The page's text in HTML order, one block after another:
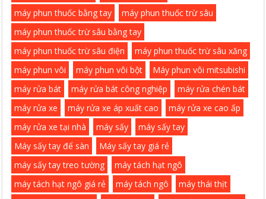
máy phun thuốc bằng tay
máy phun thuốc trừ sâu
máy phun thuốc trừ sâu bằng tay
máy phun thuốc trừ sâu điện
máy phun thuốc trừ sâu xăng
máy phun vôi
máy phun vôi bột
Máy phun vôi mitsubishi
máy rửa bát
máy rửa bát công nghiệp
máy rửa chén bát
máy rửa xe
máy rửa xe áp xuất cao
máy rửa xe cao ấp
máy rửa xe tại nhà
máy sấy
máy sấy tay
Máy sấy tay để sàn
Máy sấy tay giá rẻ
máy sấy tay treo tường
máy tách hạt ngô
máy tách hạt ngô giá rẻ
máy tách ngô
máy thái thịt